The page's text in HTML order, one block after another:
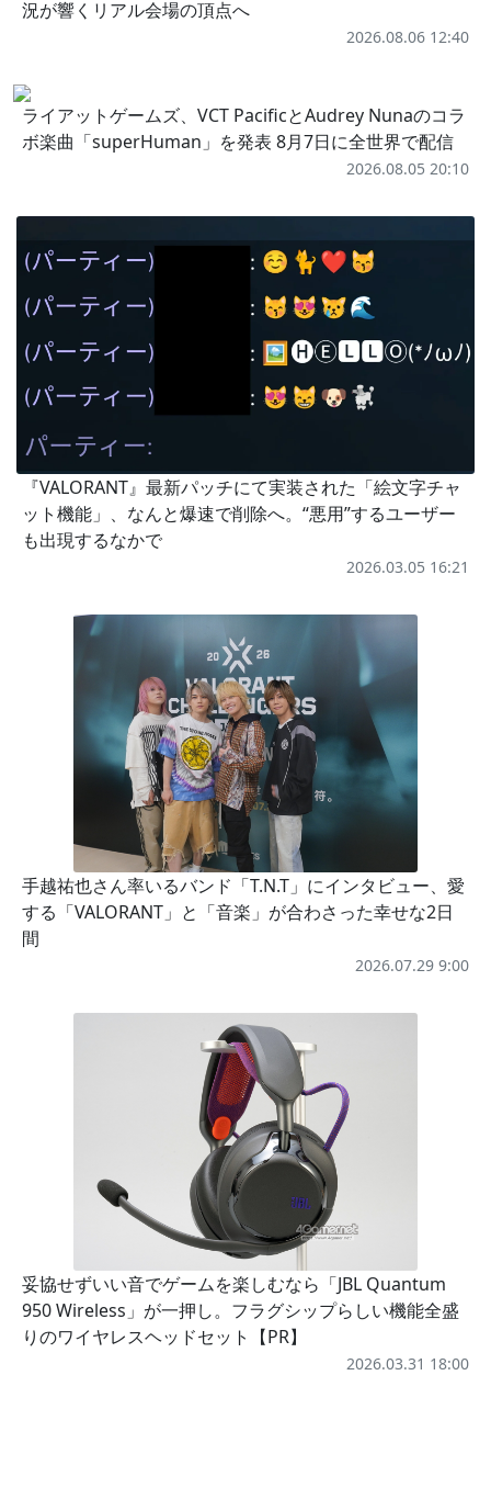
況が響くリアル会場の頂点へ
2026.08.06 12:40
ライアットゲームズ、VCT PacificとAudrey Nunaのコラ
ボ楽曲「superHuman」を発表 8月7日に全世界で配信
2026.08.05 20:10
『VALORANT』最新パッチにて実装された「絵文字チャ
ット機能」、なんと爆速で削除へ。“悪用”するユーザー
も出現するなかで
2026.03.05 16:21
手越祐也さん率いるバンド「T.N.T」にインタビュー、愛
する「VALORANT」と「音楽」が合わさった幸せな2日
間
2026.07.29 9:00
妥協せずいい音でゲームを楽しむなら「JBL Quantum
950 Wireless」が一押し。フラグシップらしい機能全盛
りのワイヤレスヘッドセット【PR】
2026.03.31 18:00